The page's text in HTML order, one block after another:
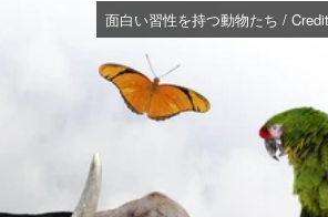
面白い習性を持つ動物たち /